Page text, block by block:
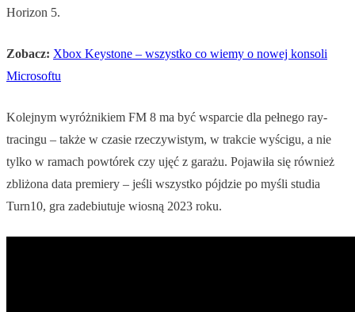
Horizon 5.
Zobacz: Xbox Keystone – wszystko co wiemy o nowej konsoli
Microsoftu
Kolejnym wyróżnikiem FM 8 ma być wsparcie dla pełnego ray-
tracingu – także w czasie rzeczywistym, w trakcie wyścigu, a nie
tylko w ramach powtórek czy ujęć z garażu. Pojawiła się również
zbliżona data premiery – jeśli wszystko pójdzie po myśli studia
Turn10, gra zadebiutuje wiosną 2023 roku.